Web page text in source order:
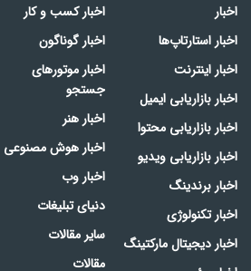
اخبار
اخبار استارتاپ‌ها
اخبار اینترنت
اخبار بازاریابی ایمیل
اخبار بازاریابی محتوا
اخبار بازاریابی ویدیو
اخبار برندینگ
اخبار تکنولوژی
اخبار دیجیتال مارکتینگ
اخبار کسب و کار
اخبار گوناگون
اخبار موتورهای
جستجو
اخبار هنر
اخبار هوش مصنوعی
اخبار وب
دنیای تبلیغات
سایر مقالات
مقالات